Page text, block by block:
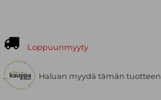
Loppuunmyyty
Haluan myydä tämän tuotteen